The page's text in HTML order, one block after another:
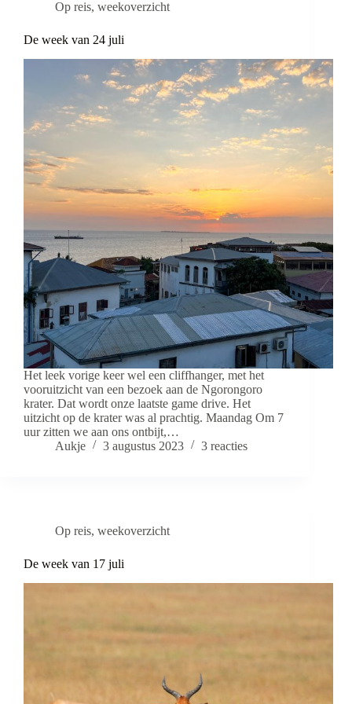
Op reis, weekoverzicht
De week van 24 juli
Het leek vorige keer wel een cliffhanger, met het
vooruitzicht van een bezoek aan de Ngorongoro
krater. Dat wordt onze laatste game drive. Het
uitzicht op de krater was al prachtig. Maandag Om 7
uur zitten we aan ons ontbijt,…
Aukje
3 augustus 2023 3 reacties
Op reis, weekoverzicht
De week van 17 juli